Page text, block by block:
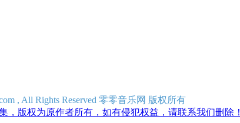
, All Rights Reserved 零零音乐网 版权所有
，版权为原作者所有，如有侵犯权益，请联系我们删除！